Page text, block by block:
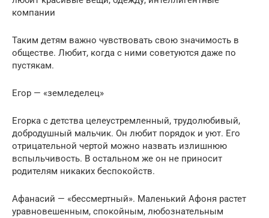
компании
Таким детям важно чувствовать свою значимость в
обществе. Любит, когда с ними советуются даже по
пустякам.
Егор — «земледелец»
Егорка с детства целеустремленный, трудолюбивый,
добродушный мальчик. Он любит порядок и уют. Его
отрицательной чертой можно назвать излишнюю
вспыльчивость. В остальном же он не приносит
родителям никаких беспокойств.
Афанасий — «бессмертный». Маленький Афоня растет
уравновешенным, спокойным, любознательным